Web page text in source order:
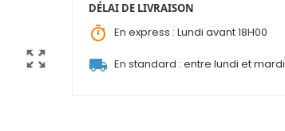
zoom_out_map
DÉLAI DE LIVRAISON
timer En express : Lundi avant 18H00
local_shipping En standard : entre lundi et mardi